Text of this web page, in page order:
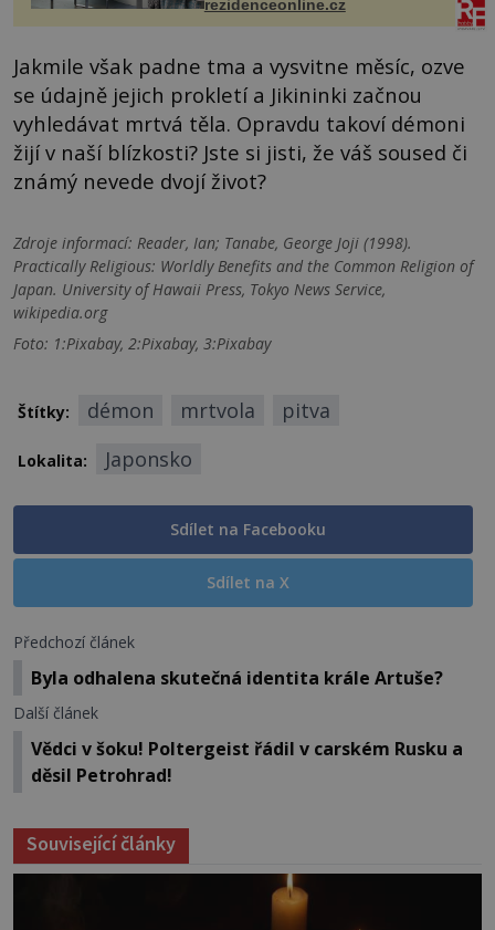
proutku...
rezidenceonline.cz
Jakmile však padne tma a vysvitne měsíc, ozve
se údajně jejich prokletí a Jikininki začnou
vyhledávat mrtvá těla. Opravdu takoví démoni
žijí v naší blízkosti? Jste si jisti, že váš soused či
známý nevede dvojí život?
Zdroje informací: Reader, Ian; Tanabe, George Joji (1998).
Practically Religious: Worldly Benefits and the Common Religion of
Japan. University of Hawaii Press, Tokyo News Service,
wikipedia.org
Foto: 1:Pixabay, 2:Pixabay, 3:Pixabay
Štítky: démon mrtvola pitva
Lokalita: Japonsko
Sdílet na Facebooku
Sdílet na X
Předchozí článek
Byla odhalena skutečná identita krále Artuše?
Další článek
Vědci v šoku! Poltergeist řádil v carském Rusku a
děsil Petrohrad!
Související články